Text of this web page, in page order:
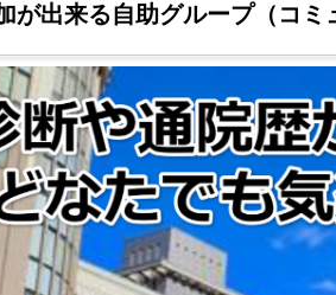
が出来る自助グループ（コミ